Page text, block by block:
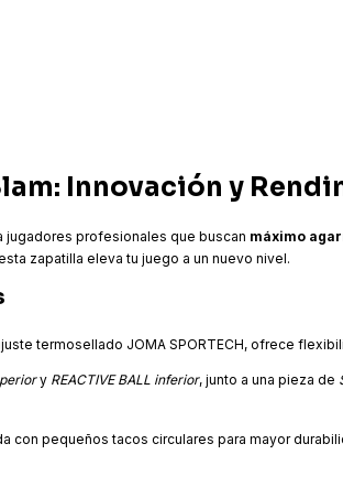
Innovación y
jugadores profesionales que buscan máximo
zapatilla eleva tu juego a un nuevo nivel.
termosellado JOMA SPORTECH, ofrece
y REACTIVE BALL inferior, junto a una pieza de
con pequeños tacos circulares para mayor